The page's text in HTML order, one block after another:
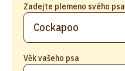
Zadejte plemeno svého psa
Věk vašeho psa